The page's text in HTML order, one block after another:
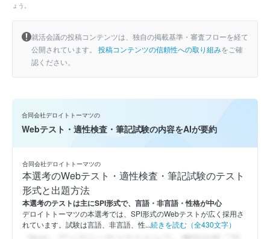
ょう。
就活会議の投稿コンテンツは、独自の掲載基準・審査フローを経て
公開されています。 投稿コンテンツの信頼性への取り組みをご確
認ください。
合同会社デロイトトーマツの
Webテスト・適性検査・筆記試験の内容をAIが要約
合同会社デロイトトーマツの
本選考のWebテスト・適性検査・筆記試験のテスト
形式と出題方法
本選考のテストは主にSPI形式で、言語・非言語・性格が中心
デロイトトーマツの本選考では、SPI形式のWebテストが広く採用さ
れています。試験は言語、非言語、性...続きを読む（全430文字）